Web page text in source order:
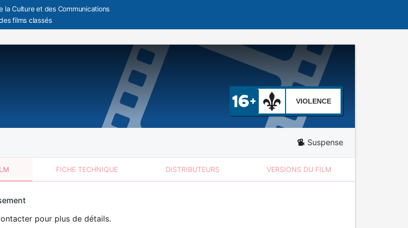
la Culture et des Communications
films classés
VIOLENCE
Suspense
FICHE TECHNIQUE DISTRIBUTEURS VERSIONS DU FILM
pour plus de détails.